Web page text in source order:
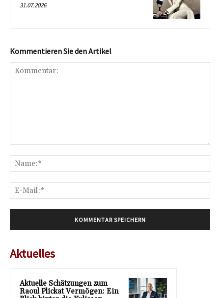
31.07.2026
Kommentieren Sie den Artikel
Aktuelles
Aktuelle Schätzungen zum
Raoul Plickat Vermögen: Ein